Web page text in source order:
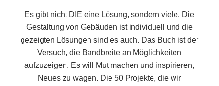
Es gibt nicht DIE eine Lösung, sondern viele. Die
Gestaltung von Gebäuden ist individuell und die
gezeigten Lösungen sind es auch. Das Buch ist der
Versuch, die Bandbreite an Möglichkeiten
aufzuzeigen. Es will Mut machen und inspirieren,
Neues zu wagen. Die 50 Projekte, die wir